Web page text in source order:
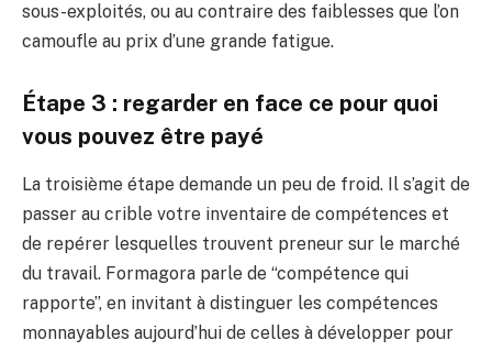
sous-exploités, ou au contraire des faiblesses que l’on
camoufle au prix d’une grande fatigue.
Étape 3 : regarder en face ce pour quoi
vous pouvez être payé
La troisième étape demande un peu de froid. Il s’agit de
passer au crible votre inventaire de compétences et
de repérer lesquelles trouvent preneur sur le marché
du travail. Formagora parle de “compétence qui
rapporte”, en invitant à distinguer les compétences
monnayables aujourd’hui de celles à développer pour